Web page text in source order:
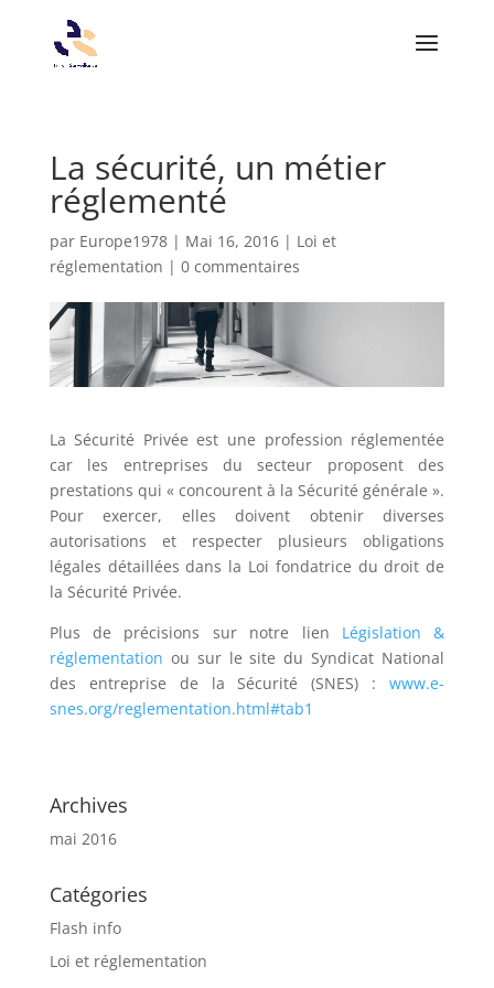
La sécurité, un métier
réglementé
par Europe1978| Mai 16, 2016| Loi et
réglementation | 0 commentaires
La Sécurité Privée est une profession réglementée
car les entreprises du secteur proposent des
prestations qui « concourent à la Sécurité générale ».
Pour exercer, elles doivent obtenir diverses
autorisations et respecter plusieurs obligations
légales détaillées dans la Loi fondatrice du droit de
la Sécurité Privée.
Plus de précisions sur notre lien Législation &
réglementation ou sur le site du Syndicat National
des entreprise de la Sécurité (SNES) :www.e-
snes.org/reglementation.html#tab1
Archives
mai 2016
Catégories
Flash info
Loi et réglementation